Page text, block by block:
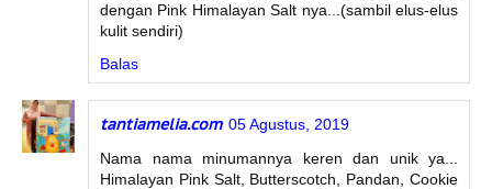
dengan Pink Himalayan Salt nya...(sambil elus-elus
kulit sendiri)
Balas
tantiamelia.com 05 Agustus, 2019
Nama nama minumannya keren dan unik ya...
Himalayan Pink Salt, Butterscotch, Pandan, Cookie